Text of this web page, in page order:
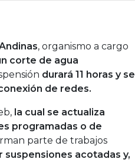
, organismo a cargo
corte de agua
durará 11 horas y se
de redes.
la cual se actualiza
programadas o de
parte de trabajos
suspensiones acotadas y,